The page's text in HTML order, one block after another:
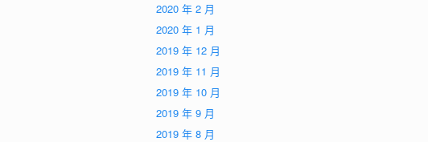
2020 年 2 月
2020 年 1 月
2019 年 12 月
2019 年 11 月
2019 年 10 月
2019 年 9 月
2019 年 8 月